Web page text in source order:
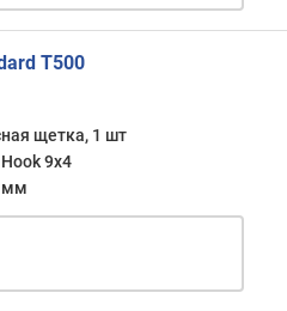
T500
щетка, 1 шт
Hook 9x4
мм